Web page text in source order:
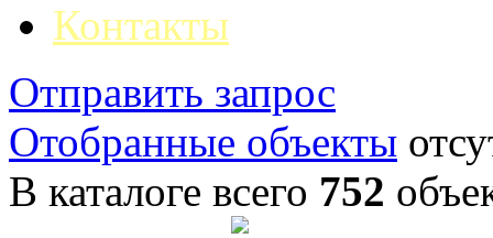
Контакты
Отправить запрос
Отобранные объекты
В каталоге всего 752